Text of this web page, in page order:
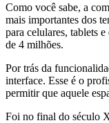
Como você sabe, a
mais importantes dos
para celulares, tablets
de 4 milhões.
Por trás da
interface. Esse é o
permitir que aquele
Foi no final do século